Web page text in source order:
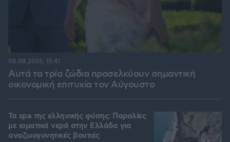
Αυτά τα τρία ζώδια προσελκύουν σημαντική
οικονομική επιτυχία τον Αύγουστο
08.08.2026, 15:41
Τα spa της ελληνικής φύσης: Παραλίες
με ιαματικά νερά στην Ελλάδα για
αναζωογονητικές βουτιές